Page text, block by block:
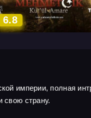
6.8
империи, полная
свою страну.